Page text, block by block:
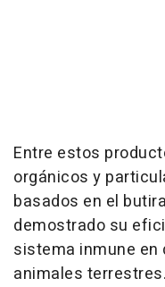
Entre estos
orgánicos y
basados en el
demostrado su
sistema inmune
animales terrestres.